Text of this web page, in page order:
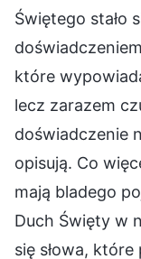
Świętego stało
które
lecz zarazem
doświadczenie
opisują. Co
mają bladego
Duch Święty w
się słowa,